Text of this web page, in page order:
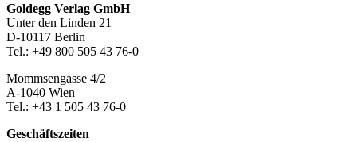
Footer-
Section
Goldegg Verlag GmbH
Unter den Linden 21
D-10117 Berlin
Tel.: +49 800 505 43 76-0
Mommsengasse 4/2
A-1040 Wien
Tel.: +43 1 505 43 76-0
Geschäftszeiten